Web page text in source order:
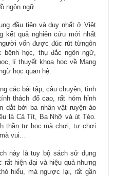
ngôn ngữ.
đầu tiên và duy nhất ở Việt
kết quả nghiên cứu mới nhất
vốn được đúc rút từngôn
học, thụ đắc ngôn ngữ,
lí thuyết khoa học về Mạng
học quan hệ.
các bài tập, câu chuyện, tình
thách đố cao, rất hóm hỉnh
dắt bởi ba nhân vật ruyện ảo
là Cả Tít, Ba Nhỡ và út Tèo.
thần tự học mà chơi, tự chơi
vui…
này là tuy bộ sách sử dụng
hiện đại và hiệu quả nhưng
hiểu, mà ngược lại, rất gần